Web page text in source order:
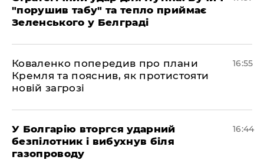
"порушив табу" та тепло приймає
Зеленського у Белграді
Коваленко попередив про плани
Кремля та пояснив, як протистояти
новій загрозі
16:55
У Болгарію вторгся ударний
безпілотник і вибухнув біля
газопроводу
16:44